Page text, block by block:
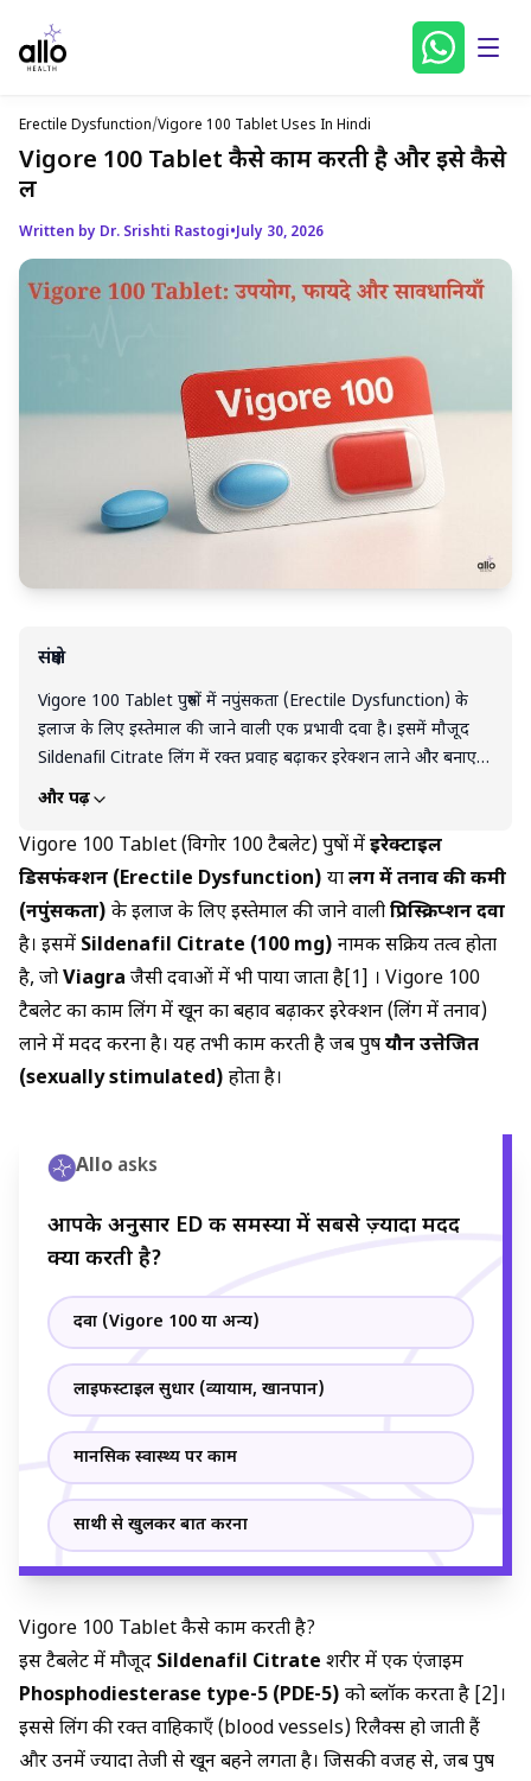
Erectile Dysfunction/Vigore 100 Tablet Uses In Hindi
Vigore 100 Tablet कैसे काम करती है और इसे कैसे
लें
Written by Dr. Srishti Rastogi•July 30, 2026
संक्षेप
Vigore 100 Tablet पुरुषों में नपुंसकता (Erectile Dysfunction) के
इलाज के लिए इस्तेमाल की जाने वाली एक प्रभावी दवा है। इसमें मौजूद
Sildenafil Citrate लिंग में रक्त प्रवाह बढ़ाकर इरेक्शन लाने और बनाए
रखने में मदद करता है, जिससे यौन प्रदर्शन और आत्मविश्वास दोनों में सुधार
बल्कि केवल इरेक्शन की समस्या को दूर करने के लिए काम करती है। इसे
हमेशा डॉक्टर की सलाह से, सही मात्रा और समय पर लेना चाहिए। साथ ही,
शराब या नाइट्रेट्स जैसी दवाओं के साथ इसका सेवन करना खतरनाक हो
सकता है, इसलिए सावधानी ज़रूरी है।
और पढ़ें
Vigore 100 Tablet (विगोर 100 टैबलेट) पुरुषों मेंइरेक्टाइल
डिसफंक्शन (Erectile Dysfunction) यालिंग में तनाव की कमी
(नपुंसकता) के इलाज के लिए इस्तेमाल की जाने वालीप्रिस्क्रिप्शन दवा
है। इसमें Sildenafil Citrate (100 mg) नामक सक्रिय तत्व होता
है, जोViagra जैसी दवाओं में भी पाया जाता है[1] । Vigore 100
टैबलेट का काम लिंग में खून का बहाव बढ़ाकर इरेक्शन (लिंग में तनाव)
लाने में मदद करना है। यह तभी काम करती है जब पुरुषयौन उत्तेजित
(sexually stimulated) होता है।
Allo asks
आपके अनुसार ED की समस्या में सबसे ज़्यादा मदद
क्या करती है?
दवा (Vigore 100 या अन्य)
लाइफस्टाइल सुधार (व्यायाम, खानपान)
मानसिक स्वास्थ्य पर काम
साथी से खुलकर बात करना
Vigore 100 Tablet कैसे काम करती है?
इस टैबलेट में मौजूद Sildenafil Citrate शरीर में एक एंजाइम
Phosphodiesterase type-5 (PDE-5) को ब्लॉक करता है [2]।
इससे लिंग की रक्त वाहिकाएँ (blood vessels) रिलैक्स हो जाती हैं
और उनमें ज्यादा तेजी से खून बहने लगता है। जिसकी वजह से, जब पुरुष